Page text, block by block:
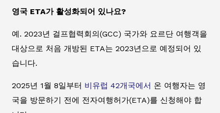
영국 ETA가 활성화되어 있나요?
예. 2023년 걸프협력회의(GCC) 국가와 요르단 여행객을
대상으로 처음 개방된 ETA는 2023년으로 예정되어 있
습니다.
2025년 1월 8일부터 비유럽 42개국에서 온 여행자는 영
국을 방문하기 전에 전자여행허가(ETA)를 신청해야 합